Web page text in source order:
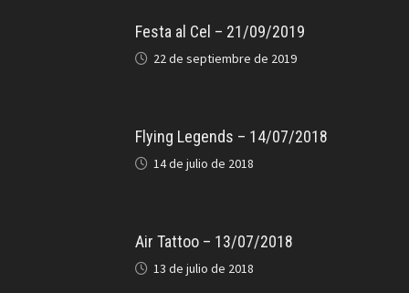
Festa al Cel – 21/09/2019
22 de septiembre de 2019
Flying Legends – 14/07/2018
14 de julio de 2018
Air Tattoo – 13/07/2018
13 de julio de 2018